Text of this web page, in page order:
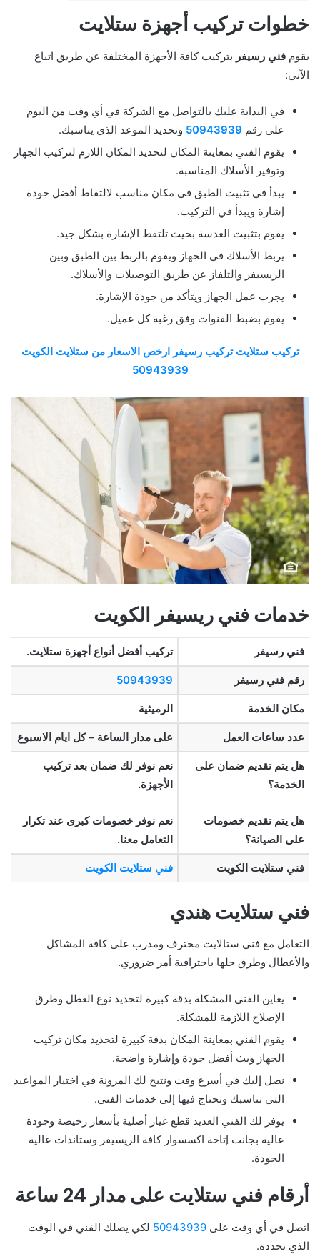
خطوات تركيب أجهزة ستلايت
يقوم فني رسيفر بتركيب كافة الأجهزة المختلفة عن طريق اتباع
الآتي:
في البداية عليك بالتواصل مع الشركة في أي وقت من اليوم
على رقم 50943939 وتحديد الموعد الذي يناسبك.
يقوم الفني بمعاينة المكان لتحديد المكان اللازم لتركيب الجهاز
وتوفير الأسلاك المناسبة.
يبدأ في تثبيت الطبق في مكان مناسب لالتقاط أفضل جودة
إشارة ويبدأ في التركيب.
يقوم بتثبيت العدسة بحيث تلتقط الإشارة بشكل جيد.
يربط الأسلاك في الجهاز ويقوم بالربط بين الطبق وبين
الريسيفر والتلفاز عن طريق التوصيلات والأسلاك.
يجرب عمل الجهاز ويتأكد من جودة الإشارة.
يقوم بضبط القنوات وفق رغبة كل عميل.
تركيب ستلايت تركيب رسيفر ارخص الاسعار من ستلايت الكويت
50943939
خدمات فني ريسيفر الكويت
فني رسيفر تركيب أفضل أنواع أجهزة ستلايت.
رقم فني رسيفر 50943939
مكان الخدمة الرميثية
عدد ساعات العمل على مدار الساعة – كل ايام الاسبوع
هل يتم تقديم ضمان على
الخدمة؟
هل يتم تقديم خصومات
على الصيانة؟
نعم نوفر لك ضمان بعد تركيب
الأجهزة.
نعم نوفر خصومات كبرى عند تكرار
التعامل معنا.
فني ستلايت الكويت فني ستلايت الكويت
فني ستلايت هندي
التعامل مع فني ستالايت محترف ومدرب على كافة المشاكل
والأعطال وطرق حلها باحترافية أمر ضروري.
يعاين الفني المشكلة بدقة كبيرة لتحديد نوع العطل وطرق
الإصلاح اللازمة للمشكلة.
يقوم الفني بمعاينة المكان بدقة كبيرة لتحديد مكان تركيب
الجهاز وبث أفضل جودة وإشارة واضحة.
نصل إليك في أسرع وقت ونتيح لك المرونة في اختيار المواعيد
التي تناسبك وتحتاج فيها إلى خدمات الفني.
يوفر لك الفني العديد قطع غيار أصلية بأسعار رخيصة وجودة
عالية بجانب إتاحة اكسسوار كافة الريسيفر وستاندات عالية
الجودة.
أرقام فني ستلايت على مدار 24 ساعة
اتصل في أي وقت على 50943939 لكي يصلك الفني في الوقت
الذي تحدده.